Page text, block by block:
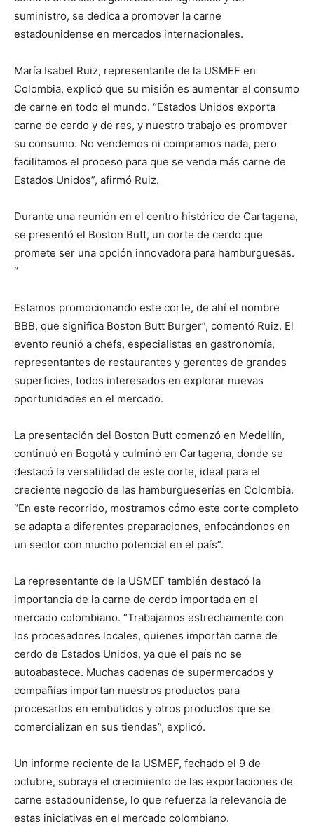
suministro, se dedica a promover la carne
estadounidense en mercados internacionales.
María Isabel Ruiz, representante de la USMEF en
Colombia, explicó que su misión es aumentar el consumo
de carne en todo el mundo. “Estados Unidos exporta
carne de cerdo y de res, y nuestro trabajo es promover
su consumo. No vendemos ni compramos nada, pero
facilitamos el proceso para que se venda más carne de
Estados Unidos”, afirmó Ruiz.
Durante una reunión en el centro histórico de Cartagena,
se presentó el Boston Butt, un corte de cerdo que
promete ser una opción innovadora para hamburguesas.
“
Estamos promocionando este corte, de ahí el nombre
BBB, que significa Boston Butt Burger”, comentó Ruiz. El
evento reunió a chefs, especialistas en gastronomía,
representantes de restaurantes y gerentes de grandes
superficies, todos interesados en explorar nuevas
oportunidades en el mercado.
La presentación del Boston Butt comenzó en Medellín,
continuó en Bogotá y culminó en Cartagena, donde se
destacó la versatilidad de este corte, ideal para el
creciente negocio de las hamburgueserías en Colombia.
“En este recorrido, mostramos cómo este corte completo
se adapta a diferentes preparaciones, enfocándonos en
un sector con mucho potencial en el país”.
La representante de la USMEF también destacó la
importancia de la carne de cerdo importada en el
mercado colombiano. “Trabajamos estrechamente con
los procesadores locales, quienes importan carne de
cerdo de Estados Unidos, ya que el país no se
autoabastece. Muchas cadenas de supermercados y
compañías importan nuestros productos para
procesarlos en embutidos y otros productos que se
comercializan en sus tiendas”, explicó.
Un informe reciente de la USMEF, fechado el 9 de
octubre, subraya el crecimiento de las exportaciones de
carne estadounidense, lo que refuerza la relevancia de
estas iniciativas en el mercado colombiano.